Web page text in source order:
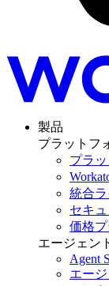
製品
プラットフ
プラ
統合ラ
セキ
価格
エージェン
Agent
エー